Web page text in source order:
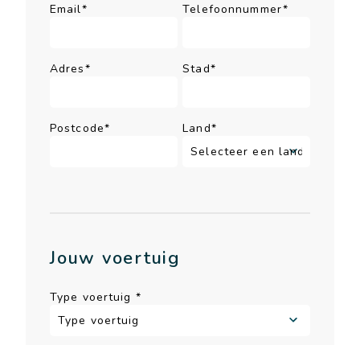
Email* Telefoonnummer*
Adres* Stad*
Postcode* Land*
Jouw voertuig
Type voertuig *